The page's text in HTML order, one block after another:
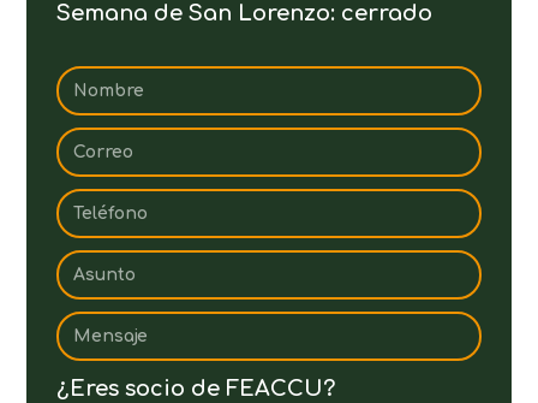
Semana de San Lorenzo: cerrado
¿Eres socio de FEACCU?